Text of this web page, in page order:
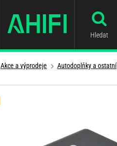
Hledat
Akce a výprodeje Autodoplňky a ostatní